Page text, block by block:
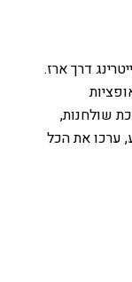
דרך ארז.
שולחנות,
ערכו את הכל